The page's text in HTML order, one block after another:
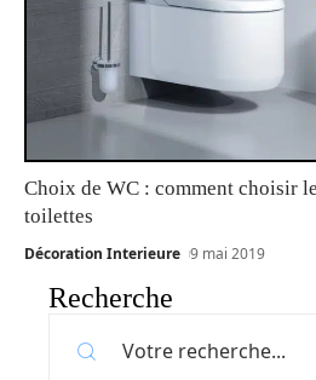
Choix de WC : comment choisir
toilettes
Décoration Interieure 9 mai 2019
Recherche